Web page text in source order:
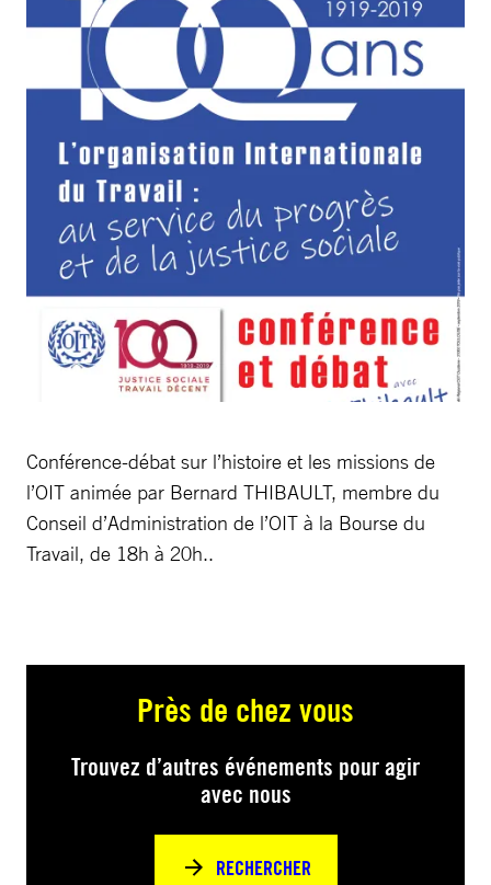
Conférence-débat sur l’histoire et les missions de
l’OIT animée par Bernard THIBAULT, membre du
Conseil d’Administration de l’OIT à la Bourse du
Travail, de 18h à 20h..
Près de chez vous
Trouvez d’autres événements pour agir
avec nous
RECHERCHER